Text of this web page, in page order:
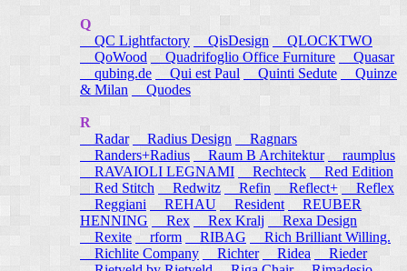
Q
QC Lightfactory
QisDesign
QLOCKTWO
QoWood Quadrifoglio Office Furniture
Quasar
qubing.de
Qui est Paul Quinti Sedute
Quinze
& Milan
Quodes
R
Radar
Radius Design
Ragnars
Randers+Radius
Raum B Architektur raumplus
RAVAIOLI LEGNAMI
Rechteck
Red Edition
Red Stitch
Redwitz Refin Reflect+
Reflex
Reggiani
REHAU Resident
REUBER
HENNING
Rex Rex Kralj
Rexa Design
Rexite
rform RIBAG
Rich Brilliant Willing.
Richlite Company
Richter Ridea
Rieder